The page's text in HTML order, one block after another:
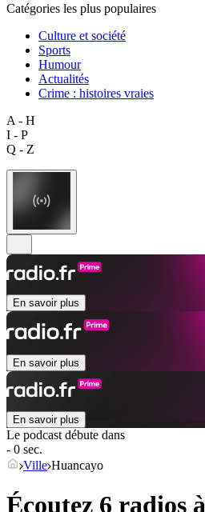
Catégories les plus populaires
Culture et société
Sports
Humour
Actualités
Crime : histoires vraies
A - H
I - P
Q - Z
En savoir plus
En savoir plus
En savoir plus
Le podcast débute dans
- 0 sec.
Ville Huancayo
Écoutez 6 radios à